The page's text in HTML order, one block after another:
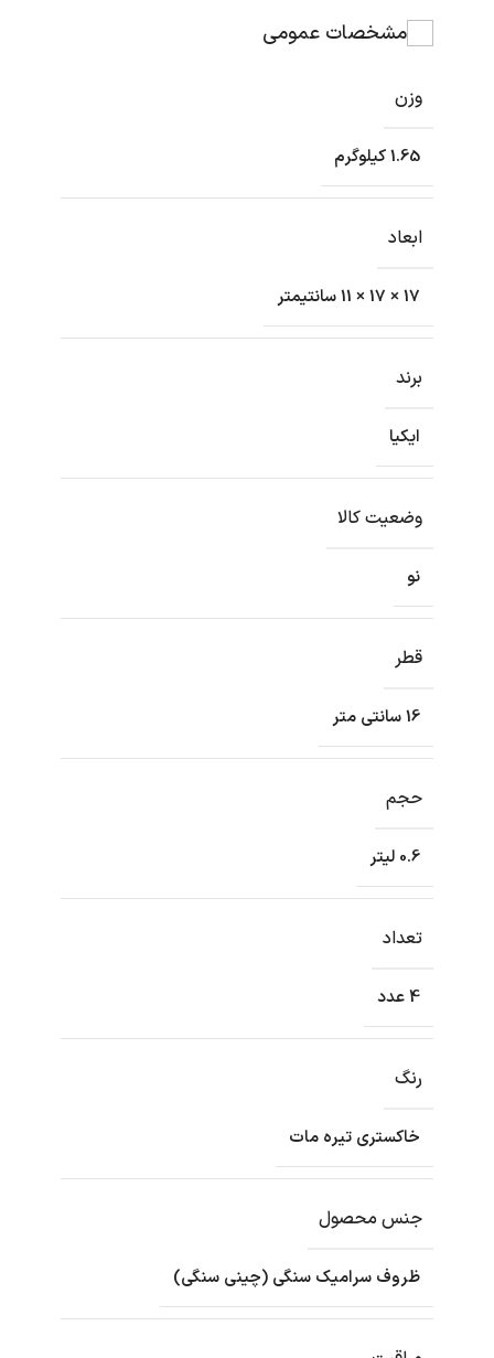
مشخصات عمومی
وزن
1.65 کیلوگرم
ابعاد
17 × 17 × 11 سانتیمتر
برند
ایکیا
وضعیت کالا
نو
قطر
16 سانتی متر
حجم
0.6 لیتر
تعداد
4 عدد
رنگ
خاکستری تیره مات
جنس محصول
ظروف سرامیک سنگی (چینی سنگی)